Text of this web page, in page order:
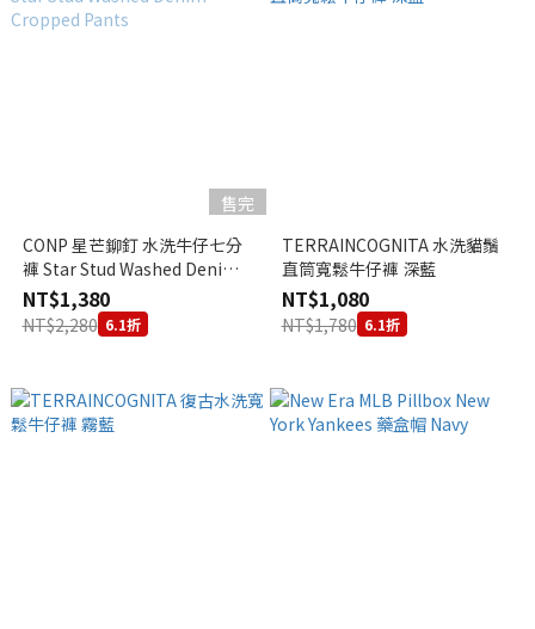
售完
CONP 星芒鉚釘 水洗牛仔七分
褲 Star Stud Washed Denim
Cropped Pants
NT$1,380
NT$2,280 6.1折
TERRAINCOGNITA 水洗貓鬚
直筒寬鬆牛仔褲 深藍
NT$1,080
NT$1,780 6.1折